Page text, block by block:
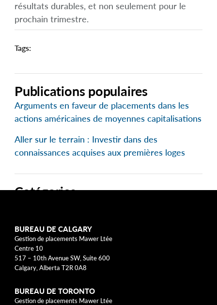
résultats durables, et non seulement pour le
prochain trimestre.
Tags:
Publications populaires
Arguments en faveur de placements dans les
actions américaines de moyennes capitalisations
Aller sur le terrain : Investir dans des
connaissances acquises aux premières loges
Catégories
Modèles d'entreprise
Modèles mentaux
BUREAU DE CALGARY
Gestion de placements Mawer Ltée
Centre 10
517 – 10th Avenue SW, Suite 600
Calgary, Alberta T2R 0A8
BUREAU DE TORONTO
Gestion de placements Mawer Ltée